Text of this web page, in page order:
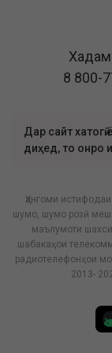
8 800-
Дар сайт
диҳед, то онро
Ҳангоми
шумо, шумо розӣ
маълумоти
шабакаҳои
радиотелефонҳои
2013-